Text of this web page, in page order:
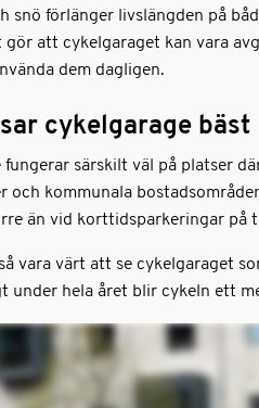
snö förlänger livslängden på
gör att cykelgaraget kan vara
dem dagligen.
cykelgarage bäst
fungerar särskilt väl på platser
och kommunala
än vid korttidsparkeringar på
vara värt att se cykelgaraget
under hela året blir cykeln ett